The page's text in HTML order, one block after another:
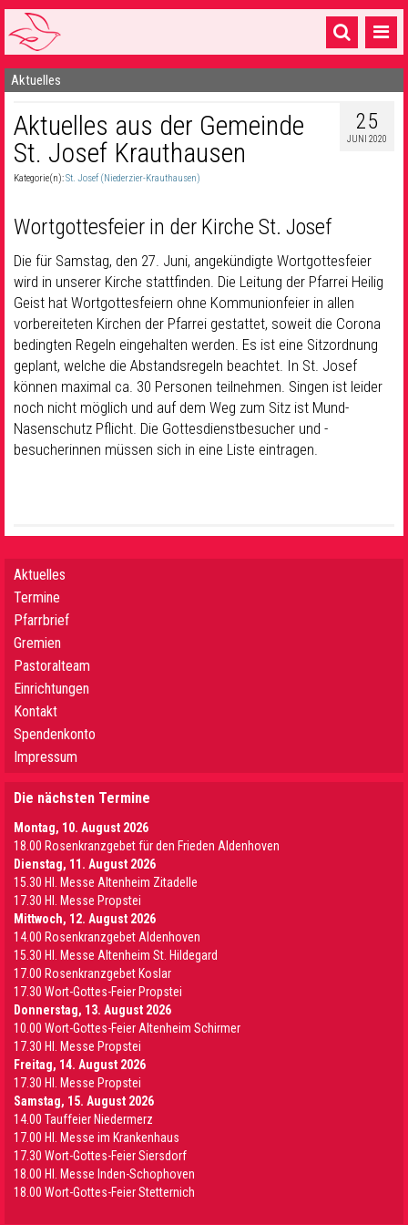
Startseite
1 Pfarrei
16 Gemeinden & mehr
Sakramente & Feste
Gemeinschaft & Soziales
Musik& Kultur
Seelsorge & Kontakt
Aktuelles
25
JUNI 2020
Aktuelles aus der Gemeinde
St. Josef Krauthausen
Kategorie(n):St. Josef (Niederzier-Krauthausen)
Wortgottesfeier in der Kirche St. Josef
Die für Samstag, den 27. Juni, angekündigte Wortgottesfeier
wird in unserer Kirche stattfinden. Die Leitung der Pfarrei Heilig
Geist hat Wortgottesfeiern ohne Kommunionfeier in allen
vorbereiteten Kirchen der Pfarrei gestattet, soweit die Corona
bedingten Regeln eingehalten werden. Es ist eine Sitzordnung
geplant, welche die Abstandsregeln beachtet. In St. Josef
können maximal ca. 30 Personen teilnehmen. Singen ist leider
noch nicht möglich und auf dem Weg zum Sitz ist Mund-
Nasenschutz Pflicht. Die Gottesdienstbesucher und -
besucherinnen müssen sich in eine Liste eintragen.
Aktuelles
Termine
Pfarrbrief
Gremien
Pastoralteam
Einrichtungen
Kontakt
Spendenkonto
Impressum
Die nächsten Termine
Montag, 10. August 2026
18.00 Rosenkranzgebet für den Frieden Aldenhoven
Dienstag, 11. August 2026
15.30 Hl. Messe Altenheim Zitadelle
17.30 Hl. Messe Propstei
Mittwoch, 12. August 2026
14.00 Rosenkranzgebet Aldenhoven
15.30 Hl. Messe Altenheim St. Hildegard
17.00 Rosenkranzgebet Koslar
17.30 Wort-Gottes-Feier Propstei
Donnerstag, 13. August 2026
10.00 Wort-Gottes-Feier Altenheim Schirmer
17.30 Hl. Messe Propstei
Freitag, 14. August 2026
17.30 Hl. Messe Propstei
Samstag, 15. August 2026
14.00 Tauffeier Niedermerz
17.00 Hl. Messe im Krankenhaus
17.30 Wort-Gottes-Feier Siersdorf
18.00 Hl. Messe Inden-Schophoven
18.00 Wort-Gottes-Feier Stetternich